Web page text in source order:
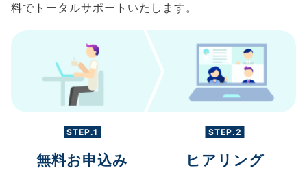
料でトータルサポートいたします。
STEP.1
無料お申込み
STEP.2
ヒアリング